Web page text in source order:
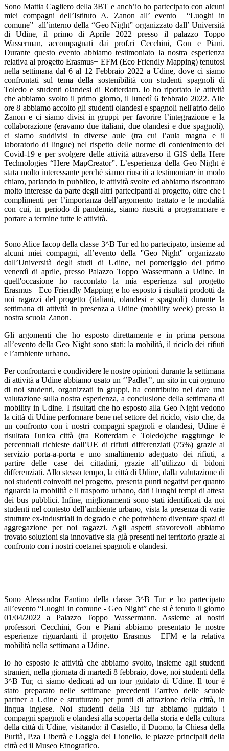
Sono Mattia Cagliero della 3BT e anch’io ho partecipato con alcuni
miei compagni dell’Istituto A. Zanon all’ evento “Luoghi in
comune” all’interno della “Geo Night” organizzato dall’ Università
di Udine, il primo di Aprile 2022 presso il palazzo Toppo
Wasserman, accompagnati dai prof.ri Cecchini, Gon e Piani.
Durante questo evento abbiamo testimoniato la nostra esperienza
relativa al progetto Erasmus+ EFM (Eco Friendly Mapping) tenutosi
nella settimana dal 6 al 12 Febbraio 2022 a Udine, dove ci siamo
confrontati sul tema della sostenibilità con studenti spagnoli di
Toledo e studenti olandesi di Rotterdam. Io ho riportato le attività
che abbiamo svolto il primo giorno, il lunedì 6 febbraio 2022. Alle
ore 8 abbiamo accolto gli studenti olandesi e spagnoli nell'atrio dello
Zanon e ci siamo divisi in gruppi per favorire l’integrazione e la
collaborazione (eravamo due italiani, due olandesi e due spagnoli),
ci siamo suddivisi in diverse aule (tra cui l’aula magna e il
laboratorio di lingue) nel rispetto delle norme di contenimento del
Covid-19 e per svolgere delle attività attraverso il GIS della Here
Technologies “Here MapCreator”. L’esperienza della Geo Night è
stata molto interessante perchè siamo riusciti a testimoniare in modo
chiaro, parlando in pubblico, le attività svolte ed abbiamo riscontrato
molto interesse da parte degli altri partecipanti al progetto, oltre che i
complimenti per l’importanza dell’argomento trattato e le modalità
con cui, in periodo di pandemia, siamo riusciti a programmare e
portare a termine tutte le attività.
Sono Alice Iacop della classe 3^B Tur ed ho partecipato, insieme ad
alcuni miei compagni, all’evento della ''Geo Night'' organizzato
dall’Università degli studi di Udine, nel pomeriggio del primo
venerdì di aprile, presso Palazzo Toppo Wassermann a Udine. In
quell'occasione ho raccontato la mia esperienza sul progetto
Erasmus+ Eco Friendly Mapping e ho esposto i risultati prodotti da
noi ragazzi del progetto (italiani, olandesi e spagnoli) durante la
settimana di attività in presenza a Udine (mobility week) presso la
nostra scuola Zanon.
Gli argomenti che ho esposto direttamente e in prima persona
all’evento della Geo Night sono stati: la mobilità, il riciclo dei rifiuti
e l’ambiente urbano.
Per confrontarci e condividere le nostre opinioni durante la settimana
di attività a Udine abbiamo usato un ‘’Padlet’’, un sito in cui ognuno
di noi studenti, organizzati in gruppi, ha contribuito nel dare una
valutazione sulla nostra esperienza, a conclusione della settimana di
mobility in Udine. I risultati che ho esposto alla Geo Night vedono
la città di Udine performare bene nel settore del riciclo, visto che, da
un confronto con i nostri compagni spagnoli e olandesi, Udine è
risultata l'unica città (tra Rotterdam e Toledo)che raggiunge le
percentuali richieste dall’UE di rifiuti differenziati (75%) grazie al
servizio porta-a-porta e uno smaltimento adeguato dei rifiuti, a
partire delle case dei cittadini, grazie all’utilizzo di bidoni
differenziati. Allo stesso tempo, la città di Udine, dalla valutazione di
noi studenti coinvolti nel progetto, presenta punti negativi per quanto
riguarda la mobilità e il trasporto urbano, dati i lunghi tempi di attesa
dei bus pubblici. Infine, miglioramenti sono stati identificati da noi
studenti nel contesto dell’ambiente urbano, vista la presenza di varie
strutture ex-industriali in degrado e che potrebbero diventare spazi di
aggregazione per noi ragazzi. Agli aspetti sfavorevoli abbiamo
trovato soluzioni sia innovative sia già presenti nel territorio grazie al
confronto con i nostri coetanei spagnoli e olandesi.
Sono Alessandra Fantino della classe 3^B Tur e ho partecipato
all’evento “Luoghi in comune - Geo Night” che si è tenuto il giorno
01/04/2022 a Palazzo Toppo Wassermann. Assieme ai nostri
professori Cecchini, Gon e Piani abbiamo presentato le nostre
esperienze riguardanti il progetto Erasmus+ EFM e la relativa
mobilità nella settimana a Udine.
Io ho esposto le attività che abbiamo svolto, insieme agli studenti
stranieri, nella giornata di martedì 8 febbraio, dove, noi studenti della
3^B Tur, ci siamo dedicati ad un tour guidato di Udine. Il tour è
stato preparato nelle settimane precedenti l’arrivo delle scuole
partner a Udine e strutturato per punti di attrazione della città, in
lingua inglese. Noi studenti della 3B tur abbiamo guidato i
compagni spagnoli e olandesi alla scoperta della storia e della cultura
della città di Udine, visitando: il Castello, il Duomo, la Chiesa della
Purità, P.za Libertà e Loggia del Lionello, le piazze principali della
città ed il Museo Etnografico.